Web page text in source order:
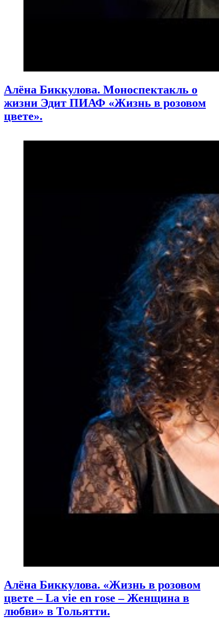
Алёна Биккулова. Моноспектакль о
жизни Эдит ПИАФ «Жизнь в розовом
цвете».
Алёна Биккулова. «Жизнь в розовом
цвете – La vie en rose – Женщина в
любви» в Тольятти.